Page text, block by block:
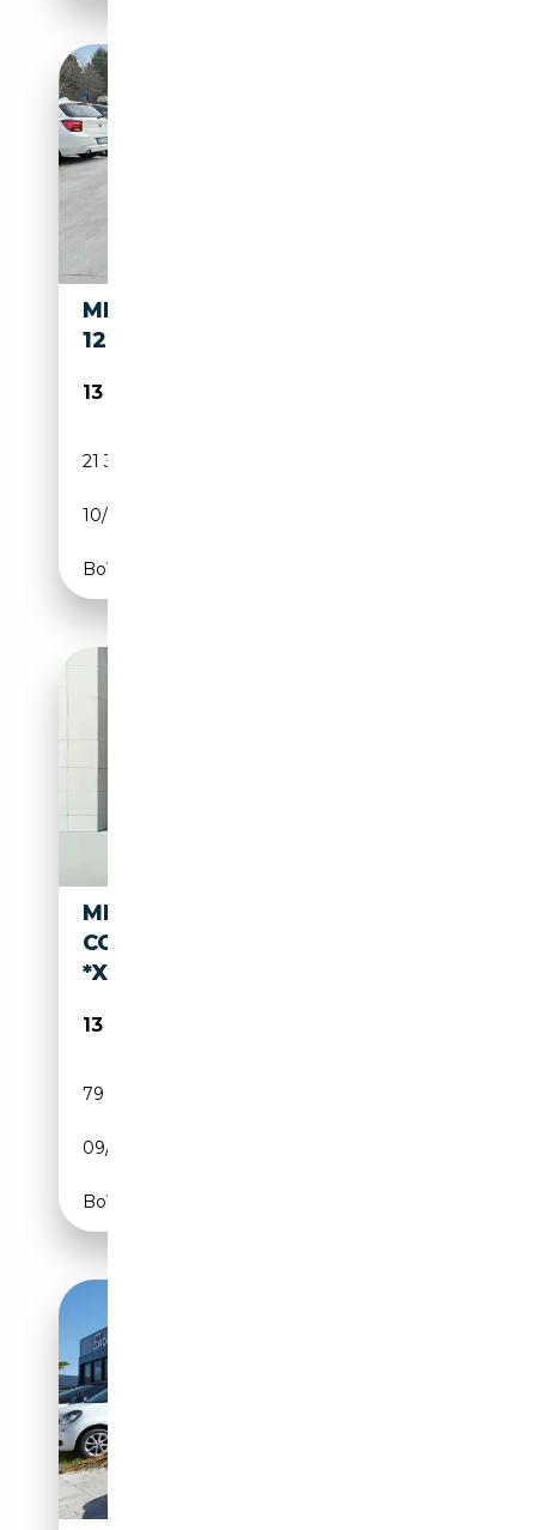
MINI COOPER COUPE 1.6
122CV
13 000€
21 325 km
10/2011
Boîte manuelle
MINI JOHN COOPER WORKS
COUPE
*XEN*LED*NAVI*PDC*SHZ*19%
13 990€
79 900 km
09/2012
Boîte manuelle